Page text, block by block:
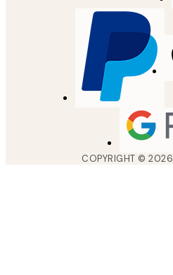
COPYRIGHT ©2026